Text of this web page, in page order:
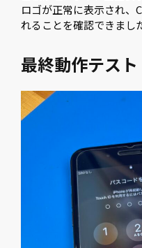
ロゴが正常に表示され、
れることを確認できまし
最終動作テスト